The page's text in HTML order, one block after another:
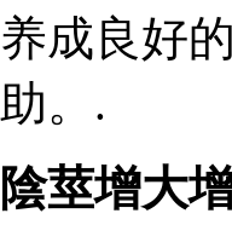
养成良好
助。.
陰莖增大